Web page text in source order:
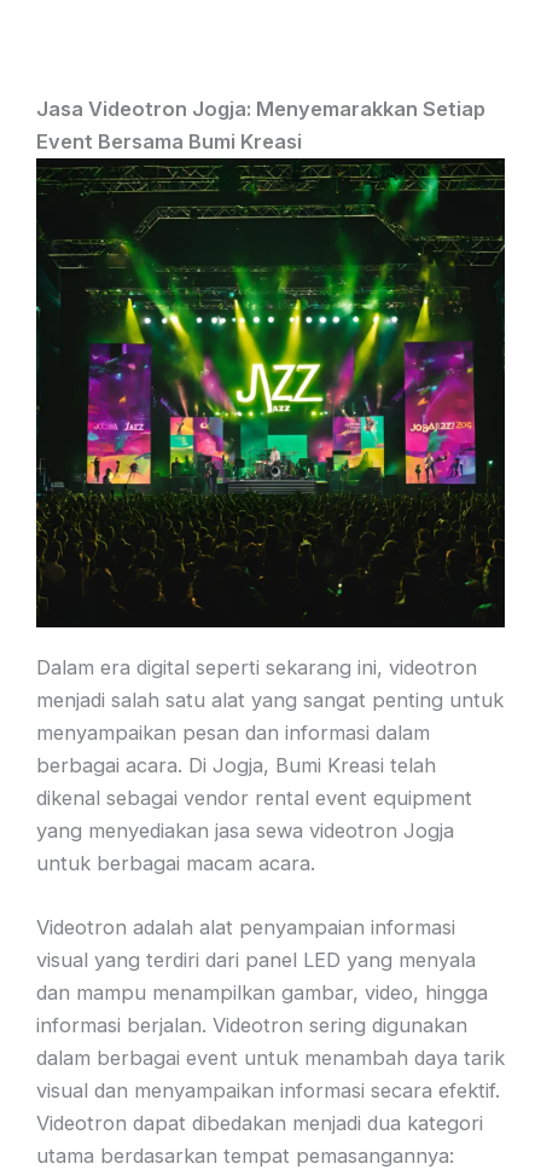
Jasa Videotron Jogja: Menyemarakkan Setiap
Event Bersama Bumi Kreasi
Dalam era digital seperti sekarang ini, videotron
menjadi salah satu alat yang sangat penting untuk
menyampaikan pesan dan informasi dalam
berbagai acara. Di Jogja, Bumi Kreasi telah
dikenal sebagai vendor rental event equipment
yang menyediakan jasa sewa videotron Jogja
untuk berbagai macam acara.
Videotron adalah alat penyampaian informasi
visual yang terdiri dari panel LED yang menyala
dan mampu menampilkan gambar, video, hingga
informasi berjalan. Videotron sering digunakan
dalam berbagai event untuk menambah daya tarik
visual dan menyampaikan informasi secara efektif.
Videotron dapat dibedakan menjadi dua kategori
utama berdasarkan tempat pemasangannya: